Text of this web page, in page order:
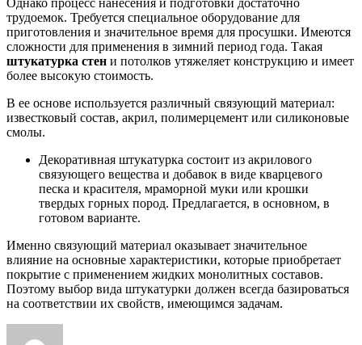
трудоемок. Требуется специальное оборудование для
приготовления и значительное время для просушки. Имеются
сложности для применения в зимний период года. Такая
штукатурка стен и потолков утяжеляет конструкцию и имеет
более высокую стоимость.
В ее основе используется различный связующий материал:
известковый состав, акрил, полимерцемент или силиконовые
смолы.
Декоративная штукатурка состоит из акрилового
связующего вещества и добавок в виде кварцевого
песка и красителя, мраморной муки или крошки
твердых горных пород. Предлагается, в основном, в
готовом варианте.
Именно связующий материал оказывает значительное
влияние на основные характеристики, которые приобретает
покрытие с применением жидких монолитных составов.
Поэтому выбор вида штукатурки должен всегда базироваться
на соответствии их свойств, имеющимся задачам.